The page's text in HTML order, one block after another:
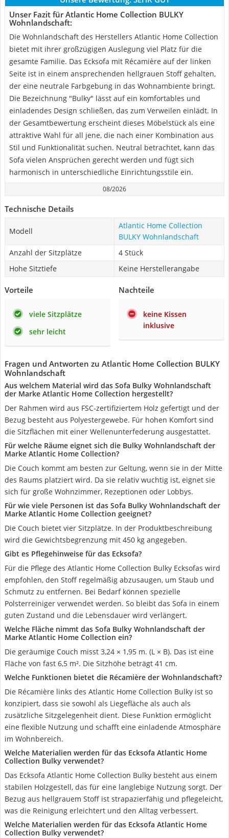
Unser Fazit für Atlantic Home Collection BULKY
Wohnlandschaft:
Die Wohnlandschaft des Herstellers Atlantic Home Collection
bietet mit ihrer großzügigen Auslegung viel Platz für die
gesamte Familie. Das Ecksofa mit Récamière auf der linken
Seite ist in einem ansprechenden hellgrauen Stoff gehalten,
der eine neutrale Farbgebung in das Wohnambiente bringt.
Die Bezeichnung "Bulky" lässt auf ein komfortables und
einladendes Design schließen, das zum Verweilen einlädt. In
der Gesamtbewertung erscheint dieses Möbelstück als eine
attraktive Wahl für all jene, die nach einer Kombination aus
Stil und Funktionalität suchen. Neutral betrachtet, kann das
Sofa vielen Ansprüchen gerecht werden und fügt sich
harmonisch in unterschiedliche Einrichtungsstile ein.
08/2026
Technische Details
Modell
Atlantic Home Collection
BULKY Wohnlandschaft
Anzahl der Sitzplätze
4 Stück
Hohe Sitztiefe
Keine Herstellerangabe
Vorteile
viele Sitzplätze
sehr leicht
Nachteile
keine Kissen
inklusive
Fragen und Antworten zu Atlantic Home Collection BULKY
Wohnlandschaft
Aus welchem Material wird das Sofa Bulky Wohnlandschaft
der Marke Atlantic Home Collection hergestellt?
Der Rahmen wird aus FSC-zertifiziertem Holz gefertigt und der
Bezug besteht aus Polyestergewebe. Für hohen Komfort sind
die Sitzflächen mit einer Wellenunterfederung ausgestattet.
Für welche Räume eignet sich die Bulky Wohnlandschaft der
Marke Atlantic Home Collection?
Die Couch kommt am besten zur Geltung, wenn sie in der Mitte
des Raums platziert wird. Da sie relativ wuchtig ist, eignet sie
sich für große Wohnzimmer, Rezeptionen oder Lobbys.
Für wie viele Personen ist das Sofa Bulky Wohnlandschaft der
Marke Atlantic Home Collection geeignet?
Die Couch bietet vier Sitzplätze. In der Produktbeschreibung
wird die Gewichtsbegrenzung mit 450 kg angegeben.
Gibt es Pflegehinweise für das Ecksofa?
Für die Pflege des Atlantic Home Collection Bulky Ecksofas wird
empfohlen, den Stoff regelmäßig abzusaugen, um Staub und
Schmutz zu entfernen. Bei Bedarf können spezielle
Polsterreiniger verwendet werden. So bleibt das Sofa in einem
guten Zustand und die Lebensdauer wird verlängert.
Welche Fläche nimmt das Sofa Bulky Wohnlandschaft der
Marke Atlantic Home Collection ein?
Die geräumige Couch misst 3,24 × 1,95 m. (L × B). Das ist eine
Fläche von fast 6,5 m². Die Sitzhöhe beträgt 41 cm.
Welche Funktionen bietet die Récamière der Wohnlandschaft?
Die Récamière links des Atlantic Home Collection Bulky ist so
konzipiert, dass sie sowohl als Liegefläche als auch als
zusätzliche Sitzgelegenheit dient. Diese Funktion ermöglicht
eine flexible Nutzung und schafft eine einladende Atmosphäre
im Wohnbereich.
Welche Materialien werden für das Ecksofa Atlantic Home
Collection Bulky verwendet?
Das Ecksofa Atlantic Home Collection Bulky besteht aus einem
stabilen Holzgestell, das für eine langlebige Nutzung sorgt. Der
Bezug aus hellgrauem Stoff ist strapazierfähig und pflegeleicht,
was die Reinigung erleichtert und den Alltag verbessert.
Welche Materialien werden für das Ecksofa Atlantic Home
Collection Bulky verwendet?